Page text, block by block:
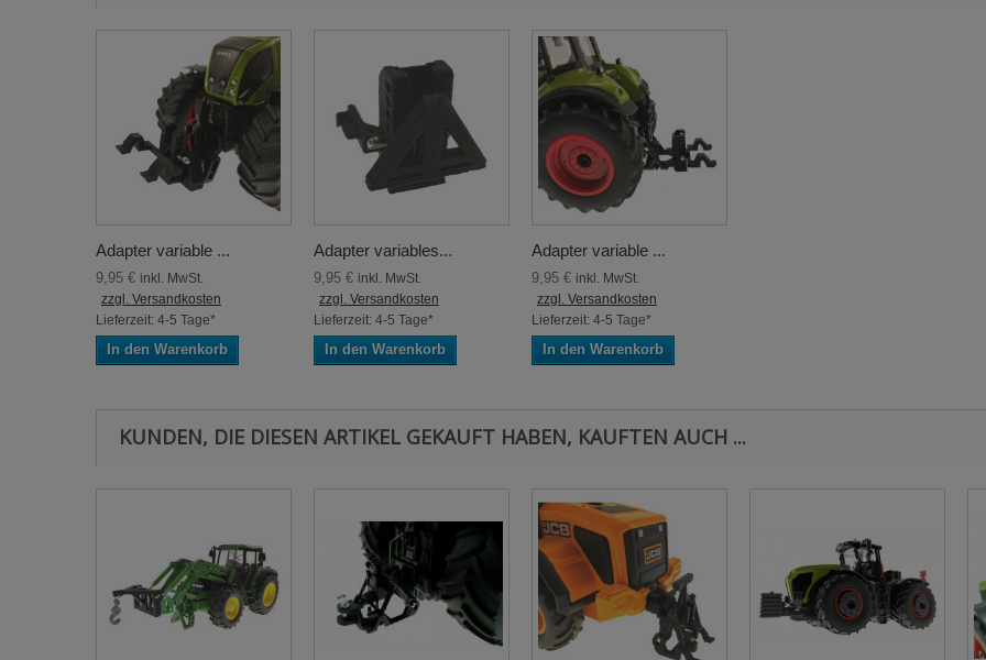
Adapter variable ...
9,95 € inkl. MwSt.
zzgl. Versandkosten
Lieferzeit: 4-5 Tage*
In den Warenkorb
Adapter variables...
9,95 € inkl. MwSt.
zzgl. Versandkosten
Lieferzeit: 4-5 Tage*
In den Warenkorb
Adapter variable ...
9,95 € inkl. MwSt.
zzgl. Versandkosten
Lieferzeit: 4-5 Tage*
In den Warenkorb
KUNDEN, DIE DIESEN ARTIKEL GEKAUFT HABEN, KAUFTEN AUCH ...